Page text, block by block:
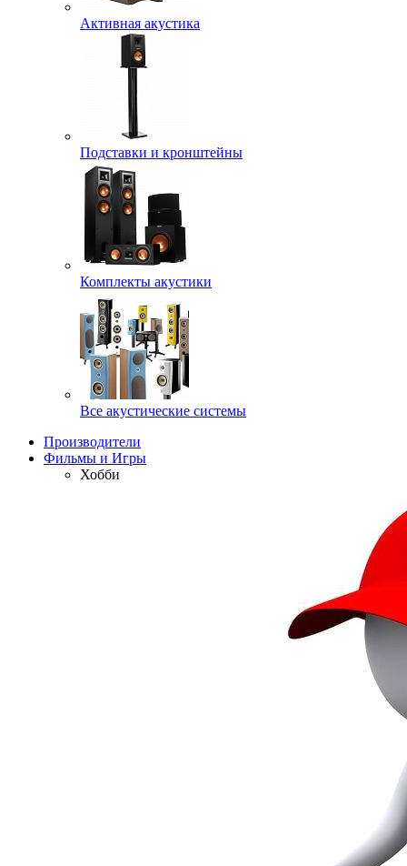
Активная акустика
Подставки и кронштейны
Комплекты акустики
Все акустические системы
Производители
Фильмы и Игры
Хобби